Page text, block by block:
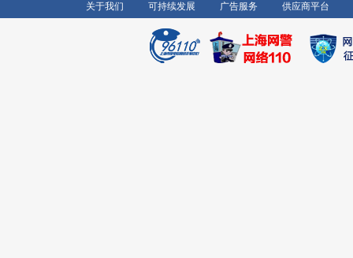
关于我们 可持续发展 广告服务 供应商平台